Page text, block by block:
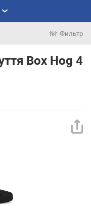
Фильтр
Box Hog 4